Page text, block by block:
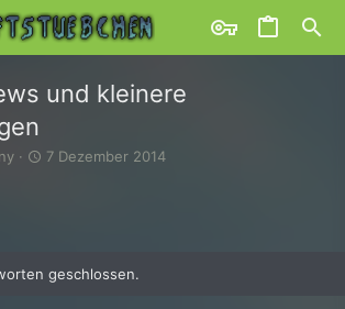
und kleinere
E
7 Dezember 2014
geschlossen.